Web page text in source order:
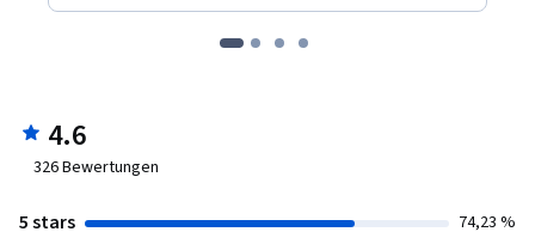
4.6
326Bewertungen
5 stars 74,23 %